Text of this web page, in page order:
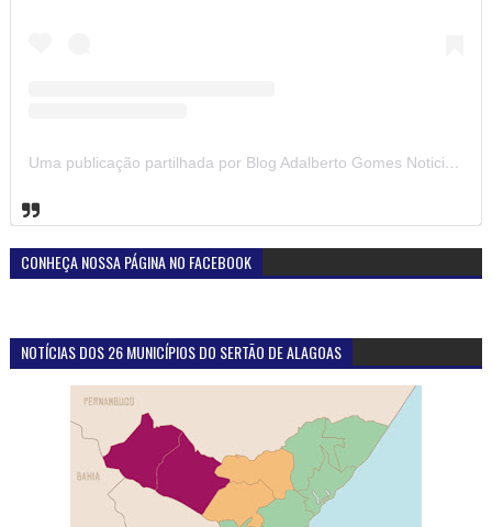
Uma publicação partilhada por Blog Adalberto Gomes Noticias (@blogadalbertogomesnoticiass)
CONHEÇA NOSSA PÁGINA NO FACEBOOK
NOTÍCIAS DOS 26 MUNICÍPIOS DO SERTÃO DE ALAGOAS